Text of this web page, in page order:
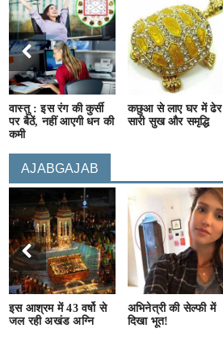
वास्तु : इस रंग की कुर्सी
पर बैठें, नहीं आएगी धन की
कमी
कछुआ से लाए घर में ढेर
सारी सुख और समृद्धि
AJABGAJAB
इस आश्रम में 43 वर्षो से
जल रही अखंड अग्नि
अभिनेत्री की सेल्फी में
दिखा भूत!